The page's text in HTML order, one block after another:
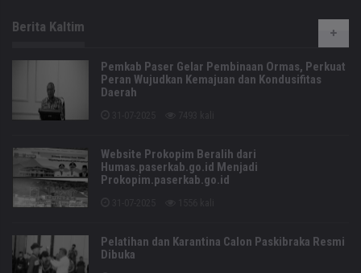
Berita Kaltim
Pemkab Paser Gelar Pembinaan Ormas, Perkuat
Peran Wujudkan Kemajuan dan Kondusifitas
Daerah
Website Prokopim Beralih dari
Humas.paserkab.go.id Menjadi
Prokopim.paserkab.go.id
Pelatihan dan Karantina Calon Paskibraka Resmi
Dibuka